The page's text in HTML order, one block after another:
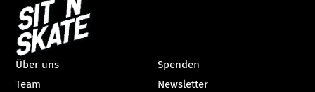
Über uns
Team
Spenden
Newsletter